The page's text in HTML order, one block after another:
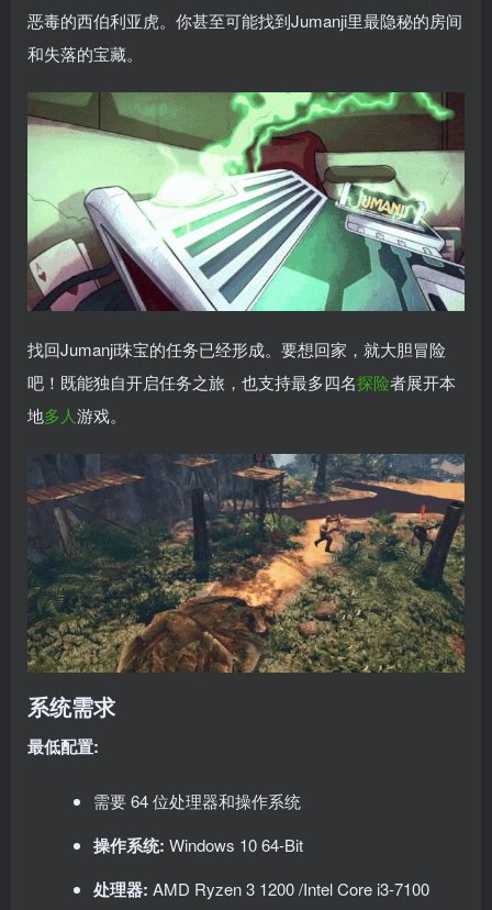
恶毒的西伯利亚虎。你甚至可能找到Jumanji里最隐秘的房间
和失落的宝藏。
找回Jumanji珠宝的任务已经形成。要想回家，就大胆冒险
吧！既能独自开启任务之旅，也支持最多四名探险者展开本
地多人游戏。
系统需求
最低配置:
需要 64 位处理器和操作系统
操作系统: Windows 10 64-Bit
处理器: AMD Ryzen 3 1200 /Intel Core i3-7100